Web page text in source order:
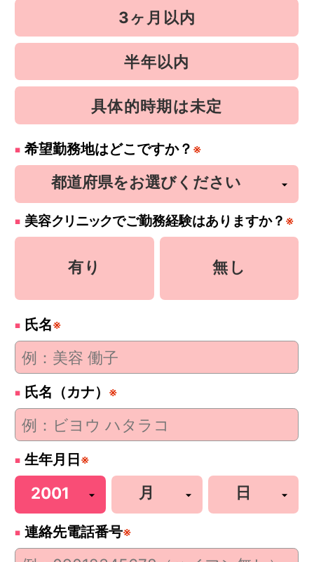
3ヶ月以内
半年以内
具体的時期は未定
希望勤務地はどこですか？ ※
美容クリニックでご勤務経験はありますか？ ※
有り 無し
氏名※
氏名（カナ） ※
生年月日 ※
連絡先電話番号※